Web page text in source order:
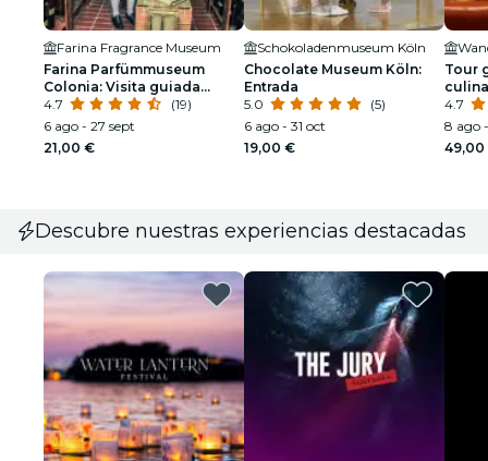
Farina Fragrance Museum
Farina Parfümmuseum
Colonia: Visita guiada
pública con vestimenta
histórica
4.7
(19)
6 ago - 27 sept
21,00 €
Schokoladenmuseum Köln
Chocolate Museum Köln:
Entrada
5.0
(5)
6 ago - 31 oct
19,00 €
Tour
4.7
8 ago
49,00
Descubre nuestras experiencias destacadas